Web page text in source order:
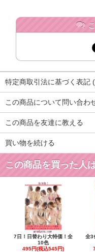
特定商取引法に基づく表記
この商品について問い合わ
この商品を友達に教える
買い物を続ける
この商品を買った人
7日！日替わり大特価！全
10色
495円(税込545円)
全3